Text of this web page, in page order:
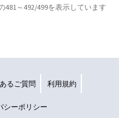
481～492/499を表示しています
るご質問 利用規約
シーポリシー